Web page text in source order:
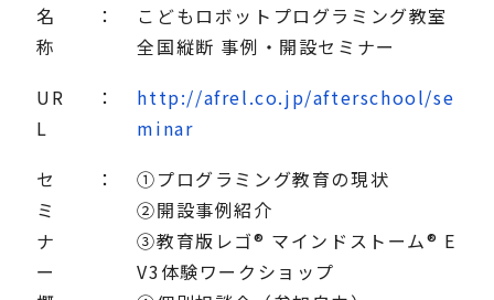
名
称
：
こどもロボットプログラミング教室
全国縦断 事例・開設セミナー
UR
L
：
http://afrel.co.jp/afterschool/se
minar
セ
ミ
ナ
ー
：
①プログラミング教育の現状
②開設事例紹介
③教育版レゴ® マインドストーム® E
V3体験ワークショップ